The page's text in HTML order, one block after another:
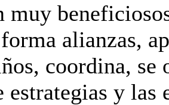
muy
alianzas,
coordina, se
estrategias y las